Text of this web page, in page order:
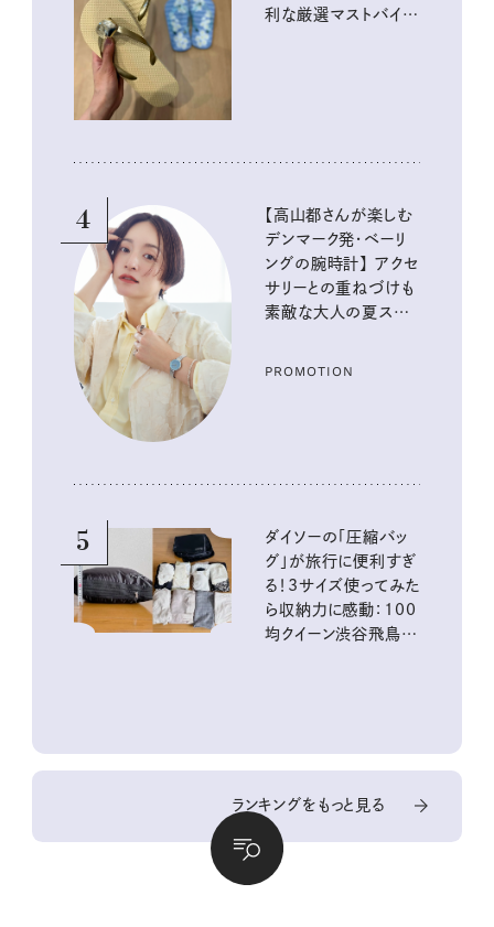
利な厳選マストバイア
4
【高山都さんが楽しむ
デンマーク発・ベーリ
ングの腕時計】 アクセ
サリーとの重ねづけも
素敵な大人の夏スタイ
PROMOTION
5
ダイソーの「圧縮バッ
グ」が旅行に便利すぎ
る！3サイズ使ってみた
ら収納力に感動：100
均クイーン渋谷飛鳥の
ランキングをもっと見る